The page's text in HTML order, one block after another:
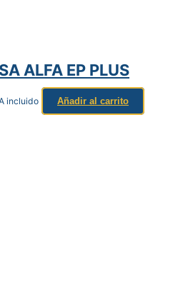
ALFA EP PLUS
incluido Añadir al carrito